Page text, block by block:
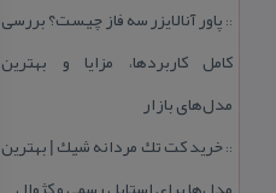
:: پاور آنالایزر سه فاز چیست؟ بررسی
كامل كاربردها، مزایا و بهترین
مدل‌های بازار
::خرید كت تك مردانه شیك | بهترین